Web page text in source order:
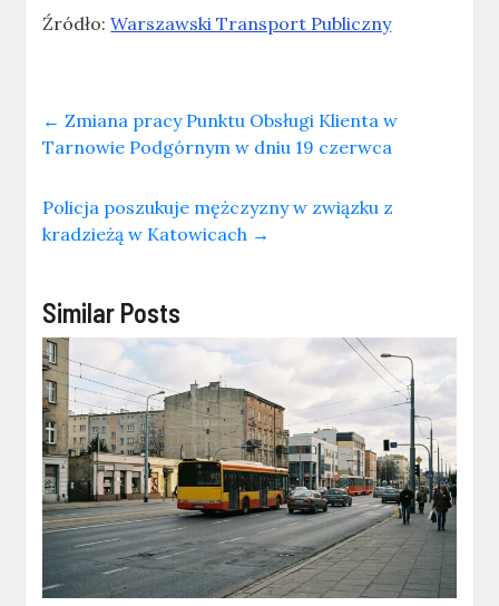
Źródło:Warszawski Transport Publiczny
← Zmiana pracy Punktu Obsługi Klienta w
Tarnowie Podgórnym w dniu 19 czerwca
Policja poszukuje mężczyzny w związku z
kradzieżą w Katowicach →
Similar Posts